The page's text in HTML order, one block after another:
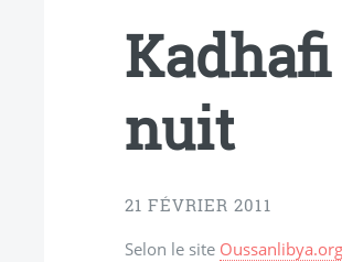
nuit
21 FÉVRIER 2011
Selon le site Oussanlibya.org